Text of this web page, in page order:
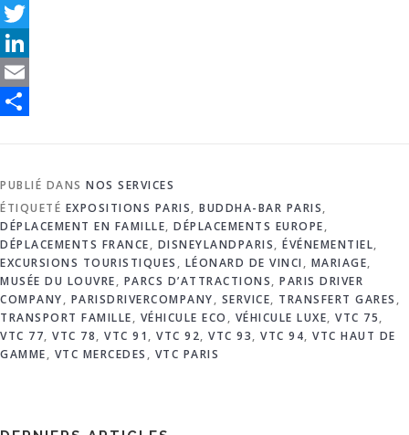
Facebook
Twitter
LinkedIn
Email
PUBLIÉ DANS NOS SERVICES
ÉTIQUETÉ EXPOSITIONS PARIS, BUDDHA-BAR PARIS,
DÉPLACEMENT EN FAMILLE, DÉPLACEMENTS EUROPE,
DÉPLACEMENTS FRANCE, DISNEYLANDPARIS, ÉVÉNEMENTIEL,
EXCURSIONS TOURISTIQUES , LÉONARD DE VINCI, MARIAGE,
MUSÉE DU LOUVRE, PARCS D’ATTRACTIONS, PARIS DRIVER
COMPANY, PARISDRIVERCOMPANY, SERVICE, TRANSFERT GARES ,
TRANSPORT FAMILLE, VÉHICULE ECO , VÉHICULE LUXE, VTC 75,
VTC 77, VTC 78, VTC 91, VTC 92, VTC 93, VTC 94, VTC HAUT DE
GAMME, VTC MERCEDES , VTC PARIS